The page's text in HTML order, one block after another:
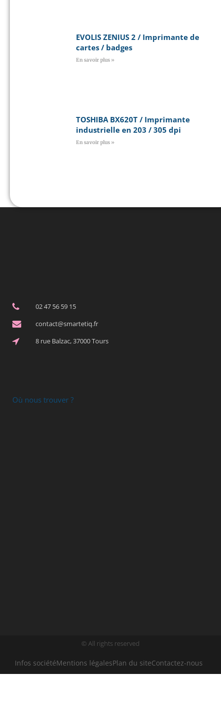
EVOLIS ZENIUS 2 / Imprimante de
cartes / badges
En savoir plus »
TOSHIBA BX620T / Imprimante
industrielle en 203 / 305 dpi
En savoir plus »
02 47 56 59 15
contact@smartetiq.fr
8 rue Balzac, 37000 Tours
Où nous trouver ?
© All rights reserved
Infos sociétéMentions légalesPlan du siteContactez-nous